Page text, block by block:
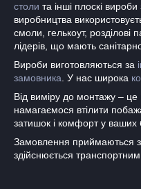
столи та інші плоскі
виробництва
смоли, гелькоут, розділові
лідерів, що мають
Вироби виготовляються за
замовника . У нас широка
Від виміру до монтажу –
намагаємося втілити
затишок і комфорт у ваших
Замовлення приймаються з
здійснюється